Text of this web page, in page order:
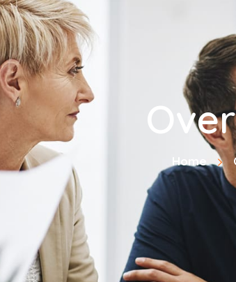
Home